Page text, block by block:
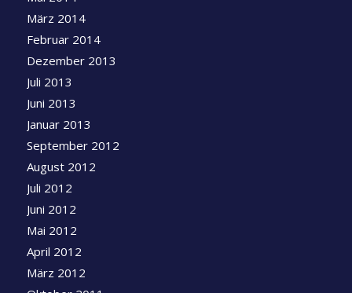
März 2014
Februar 2014
Dezember 2013
Juli 2013
Juni 2013
Januar 2013
September 2012
August 2012
Juli 2012
Juni 2012
Mai 2012
April 2012
März 2012